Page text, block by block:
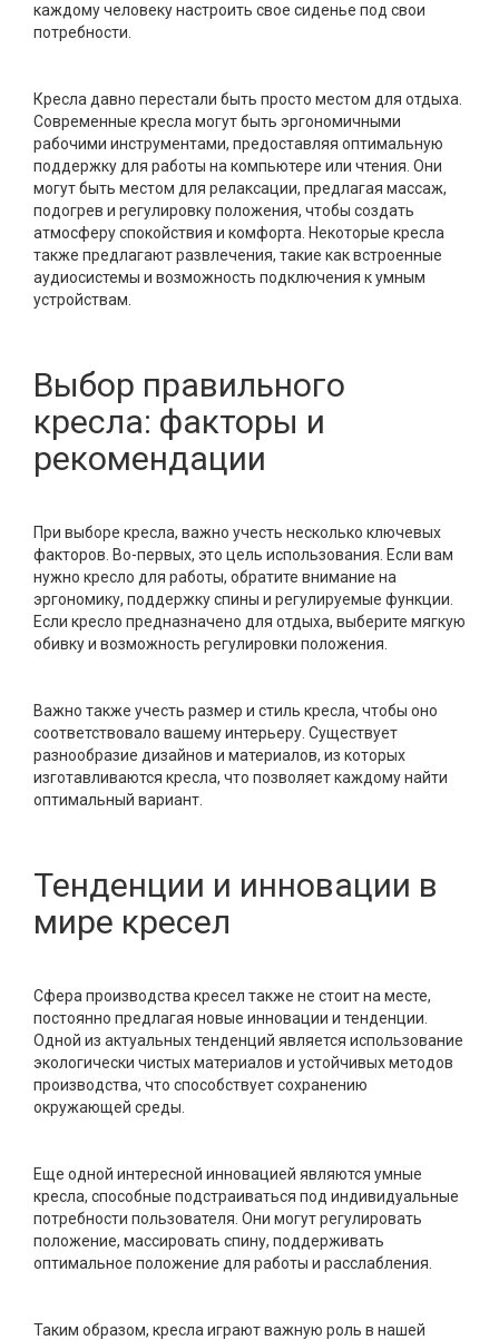
каждому человеку настроить свое сиденье под свои
потребности.
Кресла давно перестали быть просто местом для отдыха.
Современные кресла могут быть эргономичными
рабочими инструментами, предоставляя оптимальную
поддержку для работы на компьютере или чтения. Они
могут быть местом для релаксации, предлагая массаж,
подогрев и регулировку положения, чтобы создать
атмосферу спокойствия и комфорта. Некоторые кресла
также предлагают развлечения, такие как встроенные
аудиосистемы и возможность подключения к умным
устройствам.
Выбор правильного
кресла: факторы и
рекомендации
При выборе кресла, важно учесть несколько ключевых
факторов. Во-первых, это цель использования. Если вам
нужно кресло для работы, обратите внимание на
эргономику, поддержку спины и регулируемые функции.
Если кресло предназначено для отдыха, выберите мягкую
обивку и возможность регулировки положения.
Важно также учесть размер и стиль кресла, чтобы оно
соответствовало вашему интерьеру. Существует
разнообразие дизайнов и материалов, из которых
изготавливаются кресла, что позволяет каждому найти
оптимальный вариант.
Тенденции и инновации в
мире кресел
Сфера производства кресел также не стоит на месте,
постоянно предлагая новые инновации и тенденции.
Одной из актуальных тенденций является использование
экологически чистых материалов и устойчивых методов
производства, что способствует сохранению
окружающей среды.
Еще одной интересной инновацией являются умные
кресла, способные подстраиваться под индивидуальные
потребности пользователя. Они могут регулировать
положение, массировать спину, поддерживать
оптимальное положение для работы и расслабления.
Таким образом, кресла играют важную роль в нашей